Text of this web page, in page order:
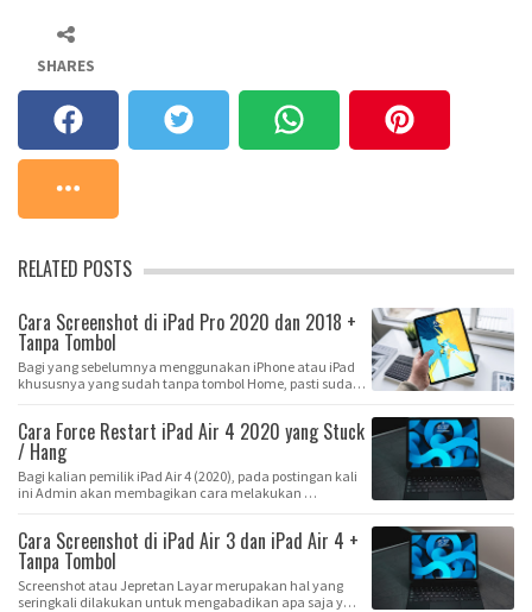
SHARES
RELATED POSTS
Cara Screenshot di iPad Pro 2020 dan 2018 +
Tanpa Tombol
Bagi yang sebelumnya menggunakan iPhone atau iPad
khususnya yang sudah tanpa tombol Home, pasti suda…
Cara Force Restart iPad Air 4 2020 yang Stuck
/ Hang
Bagi kalian pemilik iPad Air 4 (2020), pada postingan kali
ini Admin akan membagikan cara melakukan …
Cara Screenshot di iPad Air 3 dan iPad Air 4 +
Tanpa Tombol
Screenshot atau Jepretan Layar merupakan hal yang
seringkali dilakukan untuk mengabadikan apa saja y…